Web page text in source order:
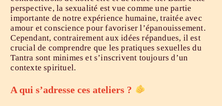
perspective, la sexualité est vue comme une partie
importante de notre expérience humaine, traitée avec
amour et conscience pour favoriser l’épanouissement.
Cependant, contrairement aux idées répandues, il est
crucial de comprendre que les pratiques sexuelles du
Tantra sont minimes et s’inscrivent toujours d’un
contexte spirituel.
​A qui s’adresse ces ateliers ?